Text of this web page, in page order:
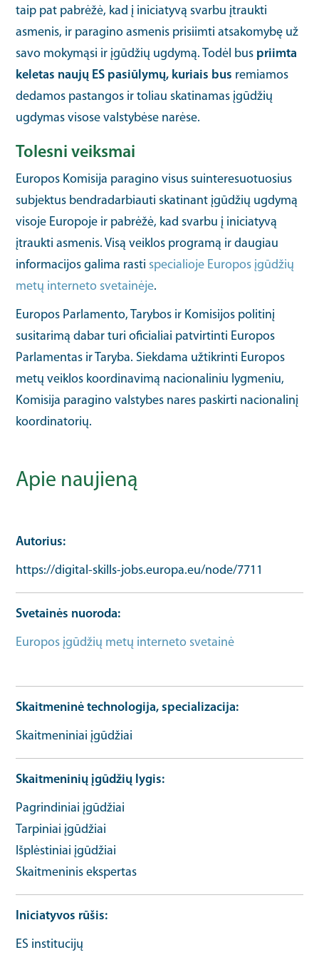
taip pat pabrėžė, kad į iniciatyvą svarbu įtraukti
asmenis, ir paragino asmenis prisiimti atsakomybę už
savo mokymąsi ir įgūdžių ugdymą. Todėl bus priimta
keletas naujų ES pasiūlymų, kuriais bus remiamos
dedamos pastangos ir toliau skatinamas įgūdžių
ugdymas visose valstybėse narėse.
Tolesni veiksmai
Europos Komisija paragino visus suinteresuotuosius
subjektus bendradarbiauti skatinant įgūdžių ugdymą
visoje Europoje ir pabrėžė, kad svarbu į iniciatyvą
įtraukti asmenis. Visą veiklos programą ir daugiau
informacijos galima rasti specialioje Europos įgūdžių
metų interneto svetainėje.
Europos Parlamento, Tarybos ir Komisijos politinį
susitarimą dabar turi oficialiai patvirtinti Europos
Parlamentas ir Taryba. Siekdama užtikrinti Europos
metų veiklos koordinavimą nacionaliniu lygmeniu,
Komisija paragino valstybes nares paskirti nacionalinį
koordinatorių.
Apie naujieną
Autorius
https://digital-skills-jobs.europa.eu/node/7711
Svetainės nuoroda
Europos įgūdžių metų interneto svetainė
Skaitmeninė technologija, specializacija
Skaitmeniniai įgūdžiai
Skaitmeninių įgūdžių lygis
Pagrindiniai įgūdžiai
Tarpiniai įgūdžiai
Išplėstiniai įgūdžiai
Skaitmeninis ekspertas
Iniciatyvos rūšis
ES institucijų